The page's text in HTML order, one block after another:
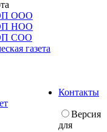
ООО
НОО
СОО
газета
Контакты
Версия
для